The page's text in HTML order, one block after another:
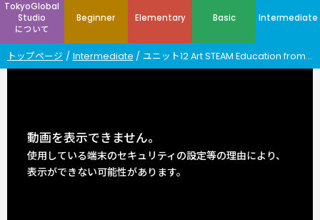
TokyoGlobal
Studio
について
Beginner Elementary Basic Intermediate
トップページ Intermediate ユニット12 Art STEAM Education from Queensland
動画を表示できません。
使用している端末のセキュリティの設定等の理由により、
表示ができない可能性があります。